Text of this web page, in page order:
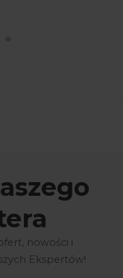
nowości i
Ekspertów!